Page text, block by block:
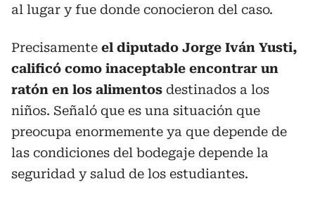
al lugar y fue donde conocieron del caso.
Precisamente el diputado Jorge Iván Yusti,
calificó como inaceptable encontrar un
ratón en los alimentos destinados a los
niños. Señaló que es una situación que
preocupa enormemente ya que depende de
las condiciones del bodegaje depende la
seguridad y salud de los estudiantes.